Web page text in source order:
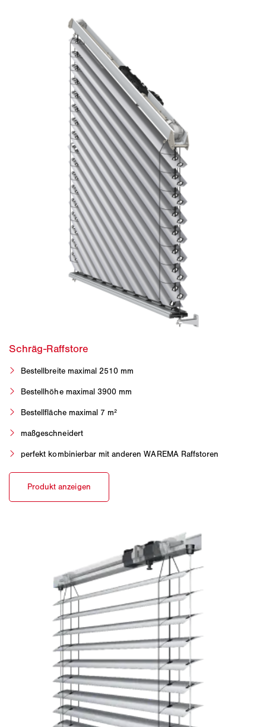
Bestellbreite maximal 2510 mm
Bestellhöhe maximal 3900 mm
Bestellfläche maximal 7 m²
maßgeschneidert
perfekt kombinierbar mit anderen WAREMA Raffstoren